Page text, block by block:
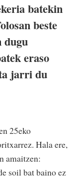
batekin
beste
dugu
eraso
jarri du
25eko
Hala ere,
amaitzen:
soil bat baino ez